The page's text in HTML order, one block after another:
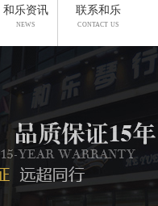
和乐资讯
NEWS
联系和乐
CONTACT US